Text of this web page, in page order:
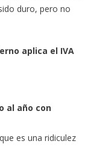
duro, pero no
aplica el IVA
al año con
es una ridiculez